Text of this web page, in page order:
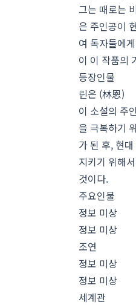
그는 때로는
은 주인공이
여 독자들에
이 이 작품의
등장인물
린은 (林恩)
이 소설의 주
을 극복하기
가 된 후, 현
지키기 위해
것이다.
주요인물
정보 미상
정보 미상
조연
정보 미상
정보 미상
세계관